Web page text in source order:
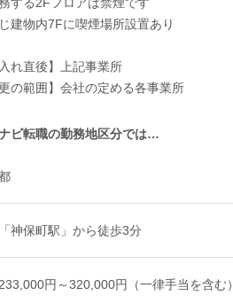
建物内7Fに喫煙場所設置あり
れ直後】上記事業所
の範囲】会社の定める各事業所
ビ転職の勤務地区分では…
神保町駅」から徒歩3分
円～320,000円（一律手当を含む）